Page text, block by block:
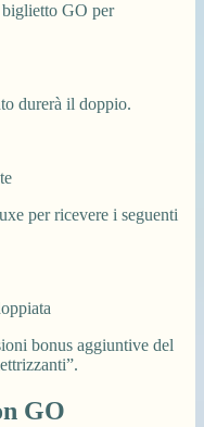
GO per
durerà il doppio.
per ricevere i seguenti
bonus aggiuntive del
GO